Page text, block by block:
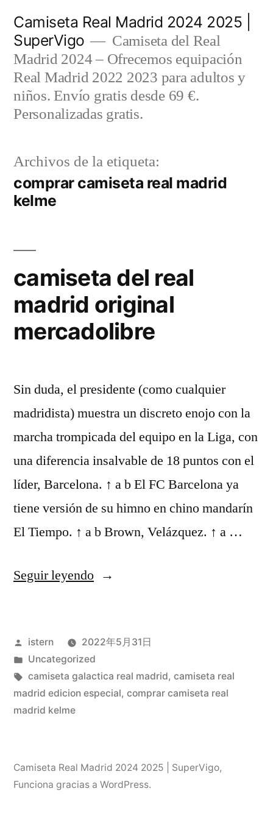
contenido
Camiseta Real Madrid 2024 2025 |
SuperVigo
Camiseta del Real
Madrid 2024 – Ofrecemos equipación
Real Madrid 2022 2023 para adultos y
niños. Envío gratis desde 69 €.
Personalizadas gratis.
Archivos de la etiqueta:
comprar camiseta real madrid
kelme
camiseta del real
madrid original
mercadolibre
Sin duda, el presidente (como cualquier
madridista) muestra un discreto enojo con la
marcha trompicada del equipo en la Liga, con
una diferencia insalvable de 18 puntos con el
líder, Barcelona. ↑ a b El FC Barcelona ya
tiene versión de su himno en chino mandarín
El Tiempo. ↑ a b Brown, Velázquez. ↑ a …
Seguir leyendo«camiseta
madrid
original
mercadolibre»
Publicado
por
istern
2022年5月31日
Publicado
en
Uncategorized
Etiquetas:
camiseta galactica real madrid, camiseta real
madrid edicion especial, comprar camiseta real
madrid kelme
Camiseta Real Madrid 2024 2025 | SuperVigo,
Funciona gracias a WordPress.